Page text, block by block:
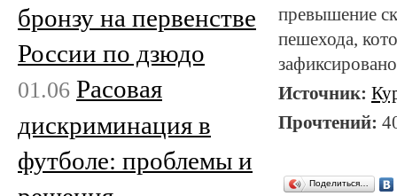
превышение
пешехода,
Источник:
Прочтений:
Поделиться…
бронзу на первенстве
России по дзюдо
01.06 Расовая
дискриминация в
футболе: проблемы и